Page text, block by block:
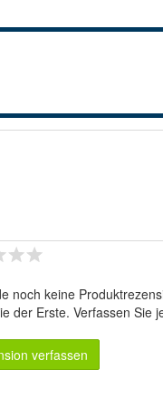
noch keine
der Erste. Verfassen Sie
verfassen